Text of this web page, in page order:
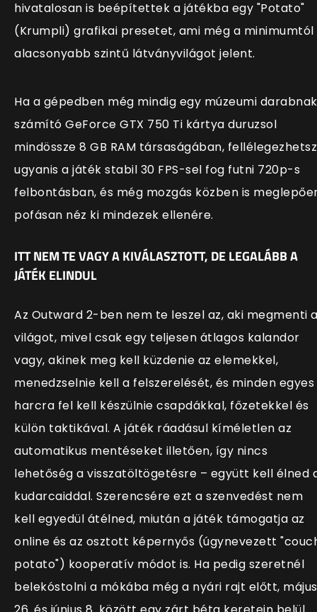
hivatalosan is beépítettek a játékba egy "Potato"
(Krumpli) grafikai presetet, ami még a minimumtól
alacsonyabb szintű látványvilágot jelent.
Ha a gépedben még mindig egy múzeumi darabnak
számító GeForce GTX 750 Ti kártya duruzsol
mindössze 8 GB RAM társaságában,
ugyanis a játék stabil 30 FPS-sel fog futni 720p-s
felbontásban, és még mozgás közben is
pofásan néz ki mindezek ellenére.
ITT NEM TE VAGY A KIVÁLASZTOTT, DE LEGALÁBB A
JÁTÉK ELINDUL
Az Outward 2-ben nem te leszel az, aki megmenti
világot, mivel csak egy teljesen átlagos kalandor
vagy, akinek meg kell küzdenie az elemekkel,
menedzselnie kell a felszerelését, és minden egyes
harcra fel kell készülnie csapdákkal, főzetekkel és
külön taktikával. A játék ráadásul kíméletlen az
automatikus mentéseket illetően, így nincs
lehetőség a visszatöltögetésre – együtt kell élned
kudarcaiddal. Szerencsére ezt a szenvedést nem
kell egyedül átélned, miután a játék támogatja az
online és az osztott képernyős (úgynevezett
potato") kooperatív módot is. Ha pedig szeretnél
belekóstolni a mókába még a nyári rajt előtt, május